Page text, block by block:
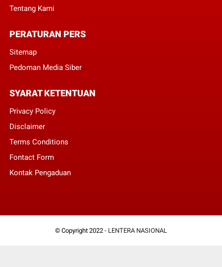
Tentang Kami
PERATURAN PERS
Sitemap
Pedoman Media Siber
SYARAT KETENTUAN
Privacy Policy
Disclaimer
Terms Conditions
Fontact Form
Kontak Pengaduan
© Copyright 2022 - LENTERA NASIONAL